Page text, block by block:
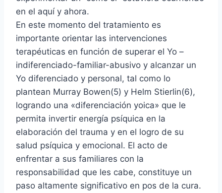
en el aquí y ahora.
En este momento del tratamiento es
importante orientar las intervenciones
terapéuticas en función de superar el Yo –
indiferenciado-familiar-abusivo y alcanzar un
Yo diferenciado y personal, tal como lo
plantean Murray Bowen(5) y Helm Stierlin(6),
logrando una «diferenciación yoica» que le
permita invertir energía psíquica en la
elaboración del trauma y en el logro de su
salud psíquica y emocional. El acto de
enfrentar a sus familiares con la
responsabilidad que les cabe, constituye un
paso altamente significativo en pos de la cura.